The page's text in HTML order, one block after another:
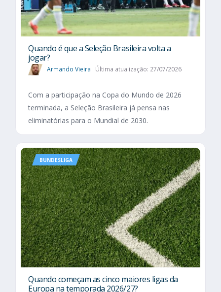
Quando é que a Seleção Brasileira volta a
jogar?
Armando Vieira Última atualização: 27/07/2026
Com a participação na Copa do Mundo de 2026
terminada, a Seleção Brasileira já pensa nas
eliminatórias para o Mundial de 2030.
BUNDESLIGA
Quando começam as cinco maiores ligas da
Europa na temporada 2026/27?